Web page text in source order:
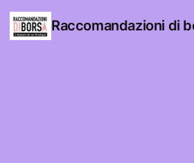
Raccomandazioni di